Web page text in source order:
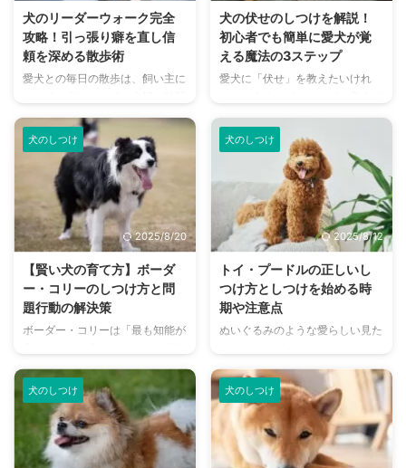
めの大切な期間です。この時期を
適切に過ごすことで、臆病になっ
たり、他の犬や人に吠えたりする
ことなく、穏やかで協調性のある
犬に育ってくれます。 しかし、
犬は必要以上に怖がりになった
り、攻 ...
たり、飛びつきを防いだり、危険
な状況から身を守ったりと、日常
生活のさまざまな場面で役立ちま
す。また、犬は飼い主さんの合図
に従うことで達成感や喜びを感
深めることができるのです。 こ
の記 ...
犬のリーダーウォーク完全
攻略！引っ張り癖を直し信
頼を深める散歩術
愛犬との毎日の散歩は、飼い主に
です。しかし、「引っ張られて散
歩が大変」「拾い食いをして困
る」「他の犬に吠えてしまう」と
いった悩みを抱えている方も少な
くないでしょう。これらの問題行
動の多くは、実は散歩中の「リー
ダーシップ」が関係しているかも
しれません。 そこで今回注目し
たいのが、「リーダーウォーク」
です。これは、単に犬が引っ張ら
ないように歩くことだけを指すの
ではありません。散歩中、飼い主
がリーダーシップを発揮し、犬が
ことで、犬は安心感を得て、より
落 ...
犬の伏せのしつけを解説！
初心者でも簡単に愛犬が覚
える魔法の3ステップ
愛犬に「伏せ」を教えたいけれ
くれるか悩んでいませんか。 こ
の記事では、初心者の方でも簡単
に、愛犬が喜んで「伏せ」を覚え
るための魔法のような3ステップ
のしつけ方法を具体的に解説しま
す。 伏せは愛犬の興奮を鎮め、
安全を守るためにも非常に重要な
意味を持ちます。正しい手順と褒
め方のコツを学び、愛犬との信頼
関係をより一層深めていきましょ
う。 この記事の結論 「伏せ」を
覚えてもらうことで、興奮状態を
落ち着けたり、トラブル回避につ
ュニケーションを高めることで、
...
犬のしつけ
2025/8/20
【賢い犬の育て方】ボーダ
ー・コリーのしつけ方と問
題行動の解決策
ボーダー・コリーは「最も知能が
に賢く優秀な犬種です。 それな
のに「言うことを聞いてくれない
ことがある」「問題行動を起こ
す」と悩む飼い主さんもいます。
本来、頭が良くてしつけもしやす
い犬種と言われているボーダー・
犬のしつけ
2025/8/12
トイ・プードルの正しいし
つけ方としつけを始める時
期や注意点
ぬいぐるみのような愛らしい見た
にわたり、日本での飼育頭数No.1
を誇っている人気の犬種です。
人気の理由は見た目だけではな
く、非常に賢くて室内でも飼いや
すいという特徴が大きいでしょ
う。 そんなトイ・プードルへの
犬のしつけ 犬のしつけ